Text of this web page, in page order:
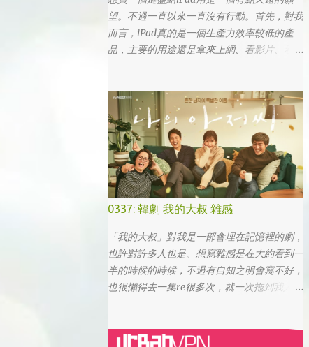
望。不過一直以來一直沒有行動。首先，對我
而言，iPad真的是一個生產力效率較低的產
品，主要的用途還是拿來上網、看影片、看小
出不太想帶滑鼠，所以動作還是比較慢)，這
兩者還是有效率多了。 想來想去，iPad能夠
比電腦還有生產力的部份可能會落在畫圖這一
塊吧... 可惜大一畫了一個學期的蛋之後，我就
知道我在這一塊應該是沒啥天份的XD
0337: 韓劇 我的大叔 雜感
「我的大叔」對我是一部會埋在記憶裡的劇，
也許對許多人也是。想寫雜感是在大約看到一
半的時候的時候，不過有自知之明會寫不好，
也很懶得去一集re很多次，就一次拖到我人生
的，想說該不會為了要創造話題，所以硬拍一